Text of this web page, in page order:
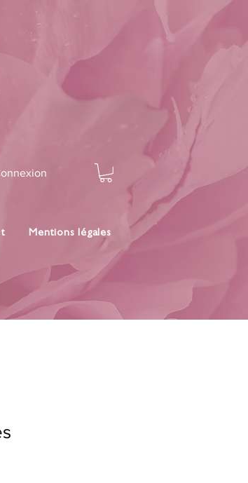
Mentions légales